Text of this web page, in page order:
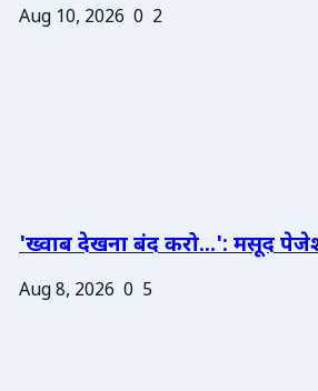
Aug 10, 2026 0 2
'ख्वाब देखना बंद करो...': मसूद
Aug 8, 2026 0 5